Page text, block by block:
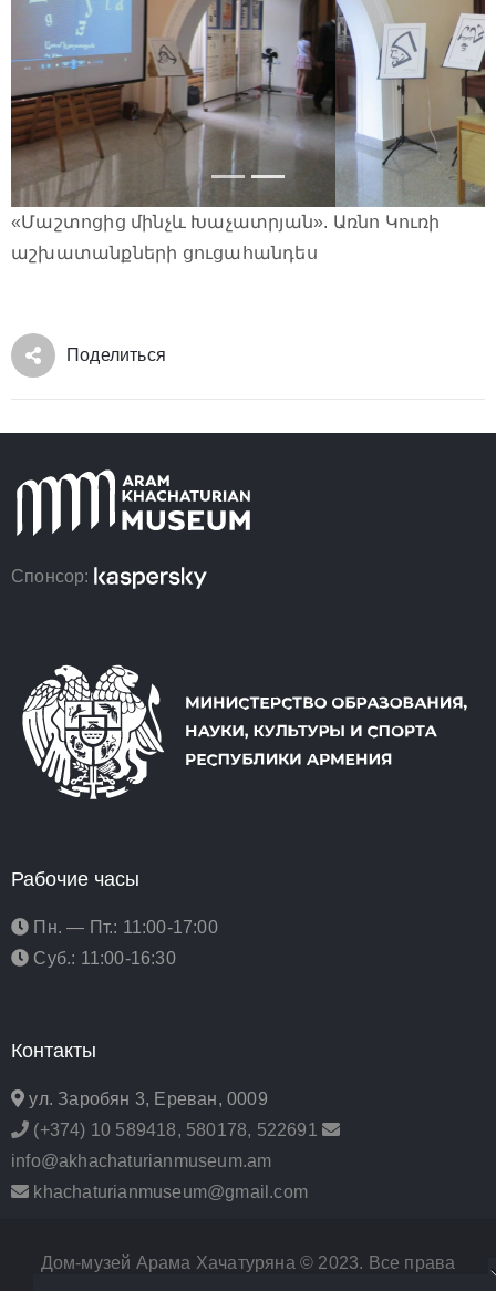
«Մաշտոցից մինչև Խաչատրյան». Առնո Կուռի
աշխատանքների ցուցահանդես
Поделиться
Спонсор:
Рабочие часы
Пн. — Пт.: 11:00-17:00
Суб.: 11:00-16:30
Контакты
ул. Заробян 3, Ереван, 0009
(+374) 10 589418, 580178, 522691
info@akhachaturianmuseum.am
khachaturianmuseum@gmail.com
Дом-музей Арама Хачатуряна © 2023. Все права